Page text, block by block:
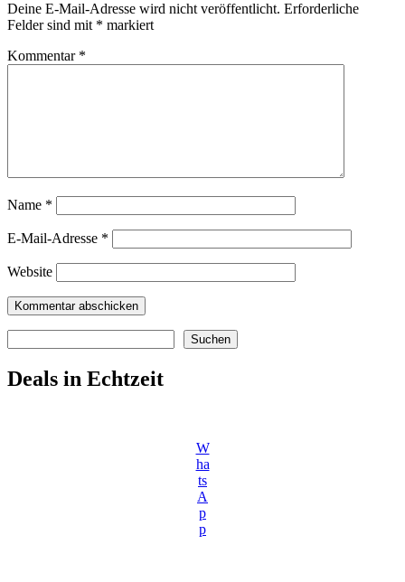
Deine E-Mail-Adresse wird nicht veröffentlicht. Erforderliche
Felder sind mit * markiert
Kommentar *
Name *
E-Mail-Adresse *
Website
Suchen
Deals in Echtzeit
W
ha
ts
A
p
p